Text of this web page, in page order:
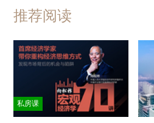
推荐阅读
私房课